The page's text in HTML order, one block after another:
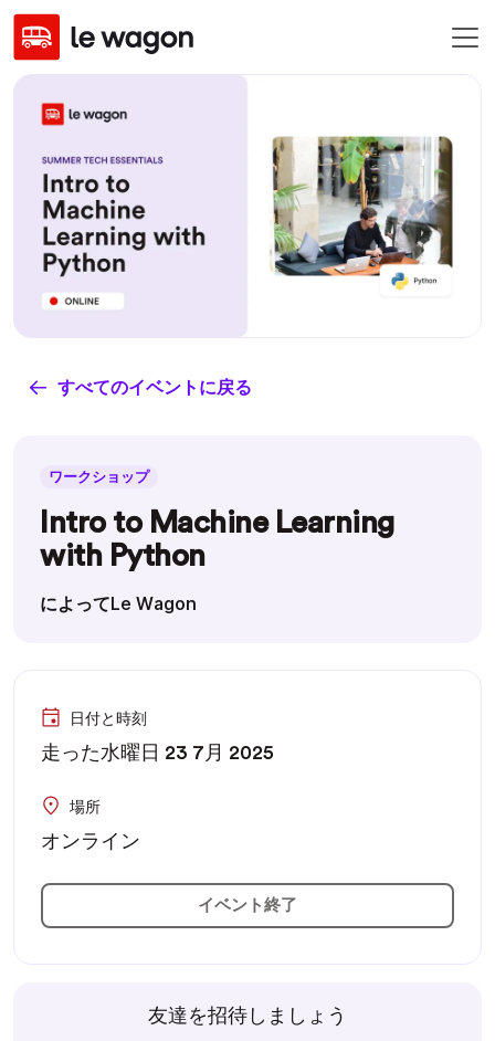
すべてのイベントに戻る
ワークショップ
Intro to Machine Learning
with Python
によってLe Wagon
日付と時刻
走った水曜日 23 7月 2025
場所
オンライン
イベント終了
友達を招待しましょう